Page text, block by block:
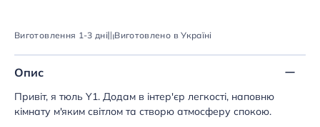
Виготовлення 1-3 дні Виготовлено в Україні
Опис
Привіт, я тюль Y1. Додам в інтер'єр легкості, наповню
кімнату м'яким світлом та створю атмосферу спокою.